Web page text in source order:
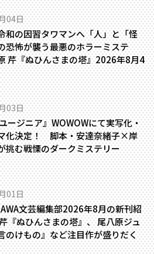
04日
和の因習タワマンへ――「人」と「怪
恐怖が襲う最悪のホラーミステ
芹『ぬひんさまの塔』2026年8月4
03日
ージニア』WOWOWにて実写化・
化決定！ 脚本・安達奈緒子×岸
挑む戦慄のダークミステリー
01日
文芸編集部2026年8月の新刊紹
『ぬひんさまの塔』、 尾八原ジュ
のけもの』など注目作が盛りだく